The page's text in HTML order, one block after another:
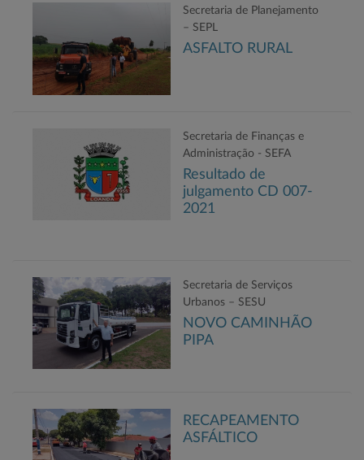
Secretaria de Planejamento
– SEPL
ASFALTO RURAL
Secretaria de Finanças e
Administração - SEFA
Resultado de
julgamento CD 007-
2021
Secretaria de Serviços
Urbanos – SESU
NOVO CAMINHÃO
PIPA
RECAPEAMENTO
ASFÁLTICO